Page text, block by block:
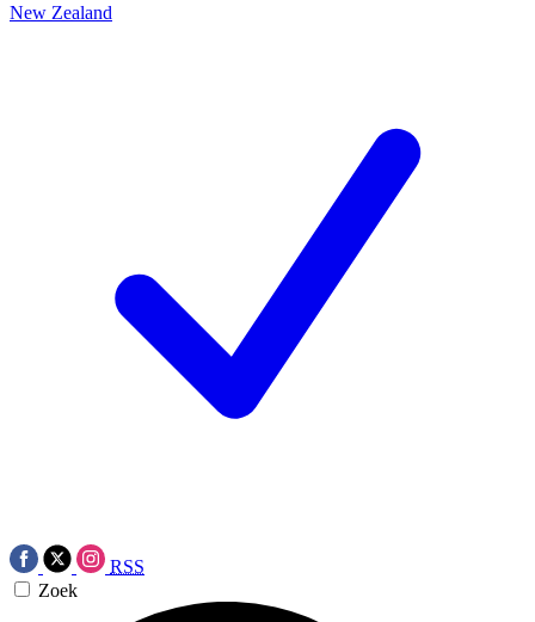
New Zealand
RSS
Zoek